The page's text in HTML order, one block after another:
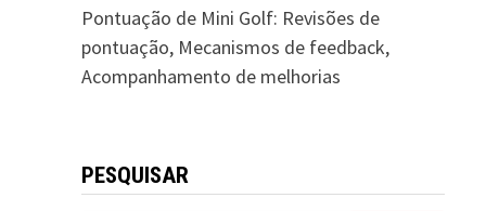
Pontuação de Mini Golf: Revisões de
pontuação, Mecanismos de feedback,
Acompanhamento de melhorias
PESQUISAR